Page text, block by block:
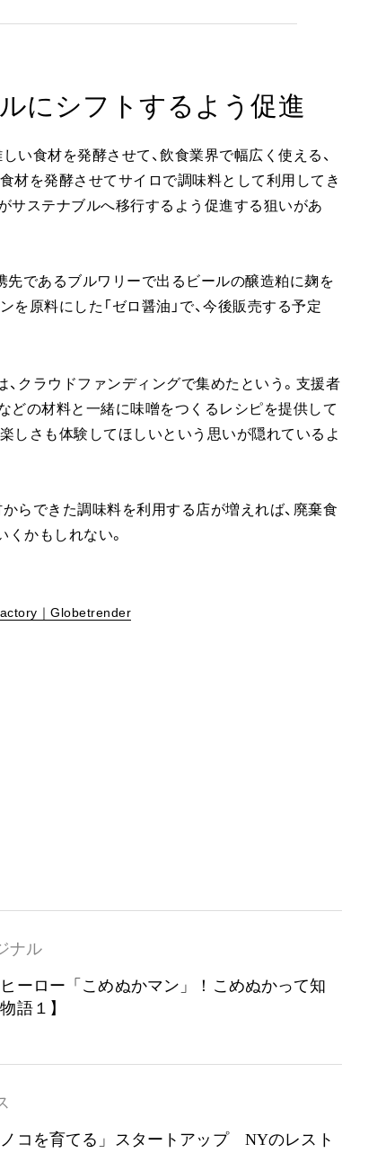
にシフトするよう促進
い食材を発酵させて、飲食業界で幅広く使える、
材を発酵させてサイロで調味料として利用してき
サステナブルへ移行するよう促進する狙いがあ
先であるブルワリーで出るビールの醸造粕に麹を
原料にした「ゼロ醤油」で、今後販売する予定
クラウドファンディングで集めたという。支援者
どの材料と一緒に味噌をつくるレシピを提供して
しさも体験してほしいという思いが隠れているよ
らできた調味料を利用する店が増えれば、廃棄食
かもしれない。
｜Globetrender
ナル
ーロー「こめぬかマン」！こめぬかって知
語１】
ノコを育てる」スタートアップ NYのレスト